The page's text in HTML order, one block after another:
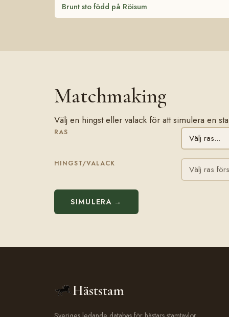
Brunt sto född på Röisum
Matchmaking
Välj en hingst eller valack för att simulera en
RAS
HINGST/VALACK
SIMULERA →
Häststam